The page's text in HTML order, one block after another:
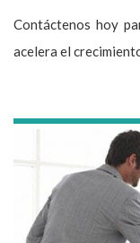
Contáctenos hoy
acelera el